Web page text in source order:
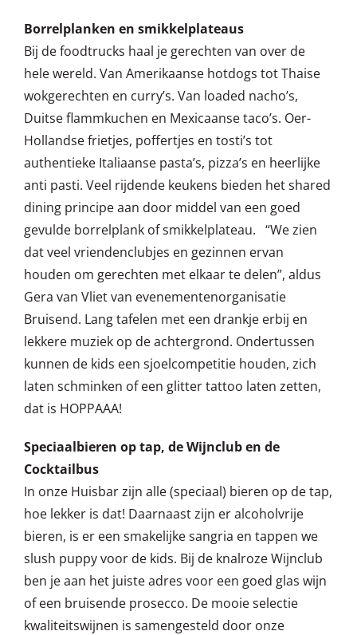
Borrelplanken en smikkelplateaus
Bij de foodtrucks haal je gerechten van over de
hele wereld. Van Amerikaanse hotdogs tot Thaise
wokgerechten en curry’s. Van loaded nacho’s,
Duitse flammkuchen en Mexicaanse taco’s. Oer-
Hollandse frietjes, poffertjes en tosti’s tot
authentieke Italiaanse pasta’s, pizza’s en heerlijke
anti pasti. Veel rijdende keukens bieden het shared
dining principe aan door middel van een goed
gevulde borrelplank of smikkelplateau. “We zien
dat veel vriendenclubjes en gezinnen ervan
houden om gerechten met elkaar te delen”, aldus
Gera van Vliet van evenementenorganisatie
Bruisend. Lang tafelen met een drankje erbij en
lekkere muziek op de achtergrond. Ondertussen
kunnen de kids een sjoelcompetitie houden, zich
laten schminken of een glitter tattoo laten zetten,
dat is HOPPAAA!
Speciaalbieren op tap, de Wijnclub en de
Cocktailbus
In onze Huisbar zijn alle (speciaal) bieren op de tap,
hoe lekker is dat! Daarnaast zijn er alcoholvrije
bieren, is er een smakelijke sangria en tappen we
slush puppy voor de kids. Bij de knalroze Wijnclub
ben je aan het juiste adres voor een goed glas wijn
of een bruisende prosecco. De mooie selectie
kwaliteitswijnen is samengesteld door onze